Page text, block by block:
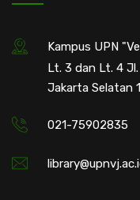
Kampus UPN
Lt. 3 dan Lt. 4
Jakarta Selatan
021-75902835